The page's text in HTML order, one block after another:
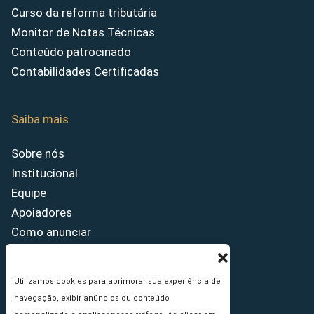
Utilizamos cookies para aprimorar sua experiência de
navegação, exibir anúncios ou conteúdo
Curso da reforma tributária
Monitor de Notas Técnicas
Conteúdo patrocinado
Contabilidades Certificadas
Saiba mais
Sobre nós
Institucional
Equipe
Apoiadores
Como anunciar
Princípios Editoriais